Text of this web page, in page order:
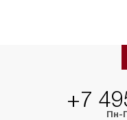
+7
Пн-